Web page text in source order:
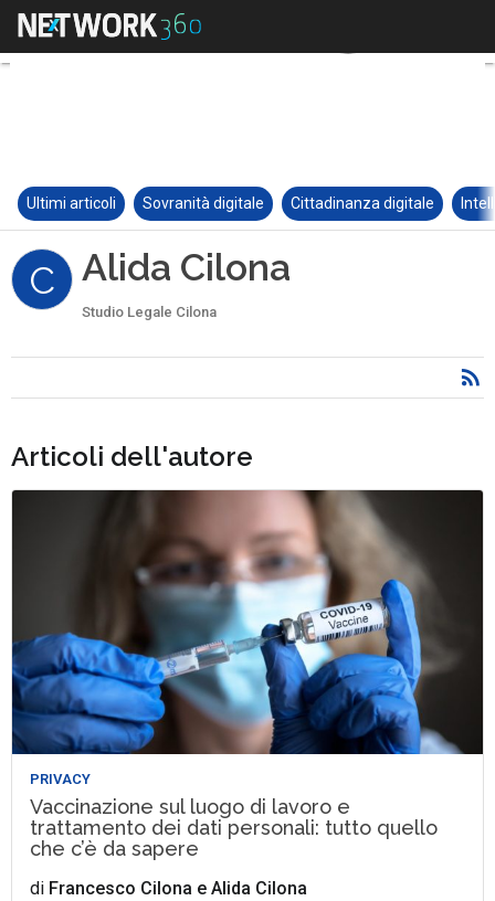
Ultimi articoli Sovranità digitale Cittadinanza digitale
C Alida Cilona
Studio Legale Cilona
Articoli dell'autore
PRIVACY
Vaccinazione sul luogo di lavoro e
trattamento dei dati personali: tutto quello
che c’è da sapere
di Francesco Cilona eAlida Cilona